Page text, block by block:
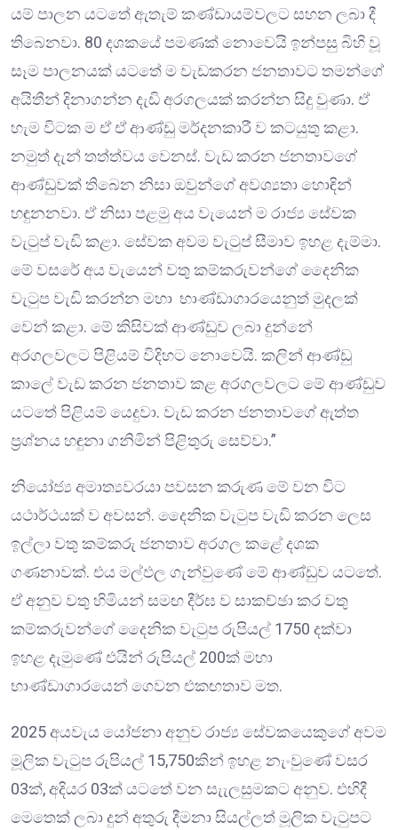
යම් පාලන යටතේ ඇතැම් කණ්ඩායම්වලට සහන ලබා දී
තිබෙනවා. 80 දශකයේ පමණක් නොවෙයි ඉන්පසු බිහි වූ
සෑම පාලනයක් යටතේ ම වැඩකරන ජනතාවට තමන්ගේ
අයිතීන් දිනාගන්න දැඩි අරගලයක් කරන්න සිදු වුණා. ඒ
හැම විටක ම ඒ ඒ ආණ්ඩු මර්දනකාරී ව කටයුතු කළා.
නමුත් දැන් තත්ත්වය වෙනස්. වැඩ කරන ජනතාවගේ
ආණ්ඩුවක් තිබෙන නිසා ඔවුන්ගේ අවශ්‍යතා හොඳින්
හඳුනනවා. ඒ නිසා පළමු අය වැයෙන් ම රාජ්‍ය සේවක
වැටුප් වැඩි කළා. සේවක අවම වැටුප් සීමාව ඉහළ දැම්මා.
මේ වසරේ අය වැයෙන් වතු කම්කරුවන්ගේ දෛනික
වැටුප වැඩි කරන්න මහා භාණ්ඩාගාරයෙනුත් මුදලක්
වෙන් කළා. මේ කිසිවක් ආණ්ඩුව ලබා දුන්නේ
අරගලවලට පිළියම් විදිහට නොවෙයි. කලින් ආණ්ඩු
කාලේ වැඩ කරන ජනතාව කළ අරගලවලට මේ ආණ්ඩුව
යටතේ පිළියම් යෙදුවා. වැඩ කරන ජනතාවගේ ඇත්ත
ප්‍රශ්නය හඳුනා ගනිමින් පිළිතුරු සෙව්වා.”
නියෝජ්‍ය අමාත්‍යවරයා පවසන කරුණ මේ වන විට
යථාර්ථයක් ව අවසන්. දෛනික වැටුප වැඩි කරන ලෙස
ඉල්ලා වතු කම්කරු ජනතාව අරගල කළේ දශක
ගණනාවක්. එය මල්ඵල ගැන්වුණේ මේ ආණ්ඩුව යටතේ.
ඒ අනුව වතු හිමියන් සමඟ දීර්ඝ ව සාකච්ඡා කර වතු
කම්කරුවන්ගේ දෛනික වැටුප රුපියල් 1750 දක්වා
ඉහළ දැමුණේ එයින් රුපියල් 200ක් මහා
භාණ්ඩාගාරයෙන් ගෙවන එකඟතාව මත.
2025 අයවැය යෝජනා අනුව රාජ්‍ය සේවකයෙකුගේ අවම
මූලික වැටුප රුපියල් 15,750කින් ඉහළ නැංවුණේ වසර
03ක්, අදියර 03ක් යටතේ වන සැැලසුමකට අනුව. එහිදී
මෙතෙක් ලබා දුන් අතුරු දීමනා සියල්ලත් මූලික වැටුපට